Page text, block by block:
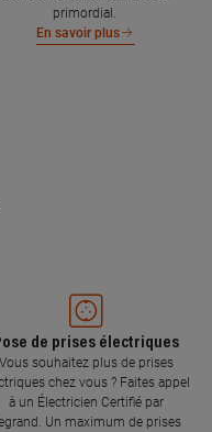
primordial.
En savoir plus
de prises électriques
Vous souhaitez plus de prises
chez vous ? Faites appel
à un Électricien Certifié par
Un maximum de prises